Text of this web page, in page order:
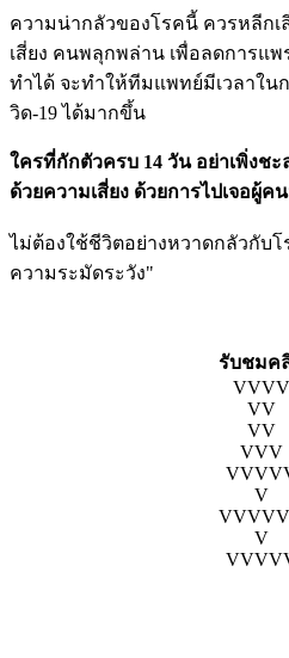
ความน่ากลัวของโรคนี้ ควรหลีกเ
เสี่ยง คนพลุกพล่าน เพื่อลดการแ
ทำได้ จะทำให้ทีมแพทย์มีเวลาใน
วิด-19 ได้มากขึ้น
ใครที่กักตัวครบ 14 วัน อย่าเพิ่งช
ด้วยความเสี่ยง ด้วยการไปเจอผู้ค
ไม่ต้องใช้ชีวิตอย่างหวาดกลัวกับ
ความระมัดระวัง"
รับชมค
VVVV
VV
VV
VVV
V
V